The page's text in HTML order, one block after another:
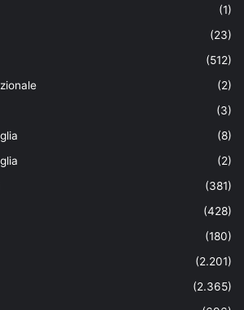
(1)
(23)
(512)
(2)
(3)
(8)
(2)
(381)
(428)
(180)
(2.201)
(2.365)